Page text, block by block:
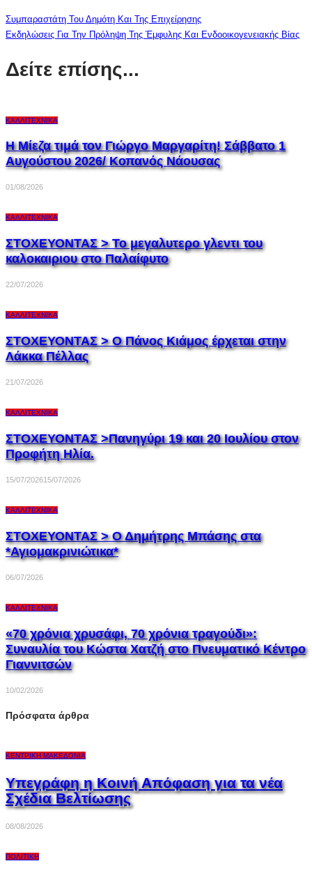
Συμπαραστάτη Του Δημότη Και Της Επιχείρησης
Εκδηλώσεις Για Την Πρόληψη Της Έμφυλης Και Ενδοοικογενειακής Βίας
Δείτε επίσης...
ΚΑΛΛΙΤΕΧΝΙΚΆ
Η Μίεζα τιμά τον Γιώργο Μαργαρίτη! Σάββατο 1
Αυγούστου 2026/ Κοπανός Νάουσας
01/08/2026
ΚΑΛΛΙΤΕΧΝΙΚΆ
ΣΤΟΧΕΥΟΝΤΑΣ > Το μεγαλυτερο γλεντι του
καλοκαιριου στο Παλαίφυτο
22/07/2026
ΚΑΛΛΙΤΕΧΝΙΚΆ
ΣΤΟΧΕΥΟΝΤΑΣ > Ο Πάνος Κιάμος έρχεται στην
Λάκκα Πέλλας
21/07/2026
ΚΑΛΛΙΤΕΧΝΙΚΆ
ΣΤΟΧΕΥΟΝΤΑΣ >Πανηγύρι 19 και 20 Ιουλίου στον
Προφήτη Ηλία.
15/07/202615/07/2026
ΚΑΛΛΙΤΕΧΝΙΚΆ
ΣΤΟΧΕΥΟΝΤΑΣ > Ο Δημήτρης Μπάσης στα
*Αγιομακρινιώτικα*
06/07/2026
ΚΑΛΛΙΤΕΧΝΙΚΆ
«70 χρόνια χρυσάφι, 70 χρόνια τραγούδι»:
Συναυλία του Κώστα Χατζή στο Πνευματικό Κέντρο
Γιαννιτσών
10/02/2026
Πρόσφατα άρθρα
ΚΕΝΤΡΙΚΉ ΜΑΚΕΔΟΝΊΑ
Υπεγράφη η Κοινή Απόφαση για τα νέα
Σχέδια Βελτίωσης
08/08/2026
ΠΟΛΙΤΙΚΉ